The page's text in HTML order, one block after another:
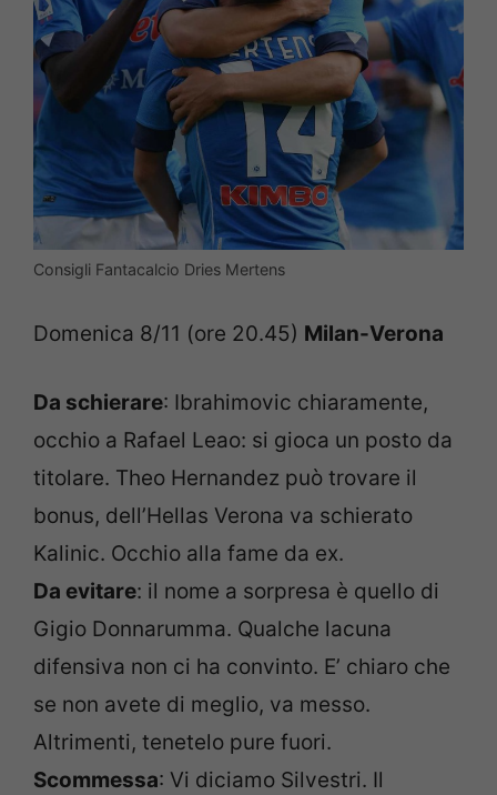
Consigli Fantacalcio Dries Mertens
Domenica 8/11 (ore 20.45) Milan-Verona
Da schierare: Ibrahimovic chiaramente,
occhio a Rafael Leao: si gioca un posto da
titolare. Theo Hernandez può trovare il
bonus, dell’Hellas Verona va schierato
Kalinic. Occhio alla fame da ex.
Da evitare: il nome a sorpresa è quello di
Gigio Donnarumma. Qualche lacuna
difensiva non ci ha convinto. E’ chiaro che
se non avete di meglio, va messo.
Altrimenti, tenetelo pure fuori.
Scommessa: Vi diciamo Silvestri. Il